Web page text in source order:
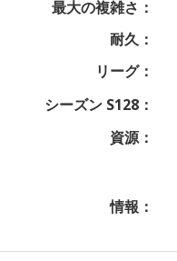
最大の複雑さ：
耐久：
リーグ：
シーズン S128：
資源：
情報：